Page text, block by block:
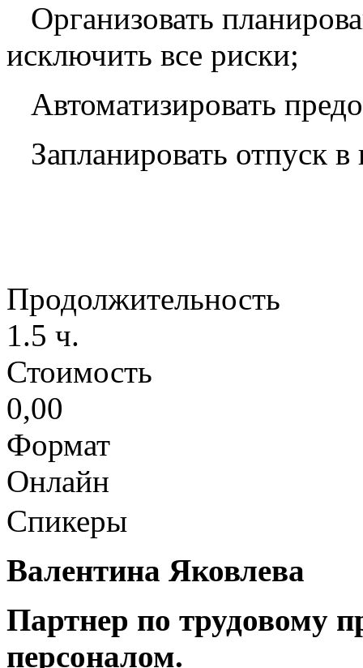
Организовать
исключить все риски;
Автоматизировать
Запланировать отпуск
Продолжительность
1.5 ч.
Стоимость
0,00
Формат
Онлайн
Спикеры
Валентина Яковлева
Партнер по трудовому
персоналом.